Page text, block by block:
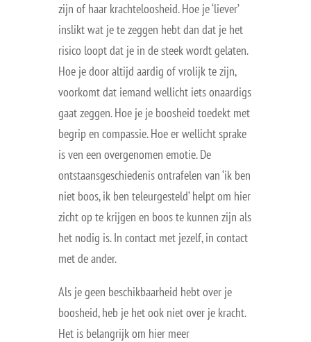
zijn of haar krachteloosheid. Hoe je ‘liever’
inslikt wat je te zeggen hebt dan dat je het
risico loopt dat je in de steek wordt gelaten.
Hoe je door altijd aardig of vrolijk te zijn,
voorkomt dat iemand wellicht iets onaardigs
gaat zeggen. Hoe je je boosheid toedekt met
begrip en compassie. Hoe er wellicht sprake
is ven een overgenomen emotie. De
ontstaansgeschiedenis ontrafelen van ‘ik ben
niet boos, ik ben teleurgesteld’ helpt om hier
zicht op te krijgen en boos te kunnen zijn als
het nodig is. In contact met jezelf, in contact
met de ander.
Als je geen beschikbaarheid hebt over je
boosheid, heb je het ook niet over je kracht.
Het is belangrijk om hier meer